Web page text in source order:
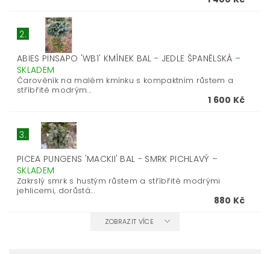
2.
ABIES PINSAPO 'WB1' KMÍNEK BAL - JEDLE ŠPANĚLSKÁ –
SKLADEM
Čarověník na malém kmínku s kompaktním růstem a
stříbřitě modrým...
1 600 Kč
3.
PICEA PUNGENS 'MACKII' BAL - SMRK PICHLAVÝ –
SKLADEM
Zakrslý smrk s hustým růstem a stříbřitě modrými
jehlicemi, dorůstá...
880 Kč
ZOBRAZIT VÍCE